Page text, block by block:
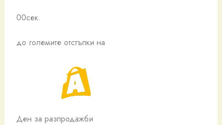
00сек.
до големите отстъпки на
Ден за разпродажби